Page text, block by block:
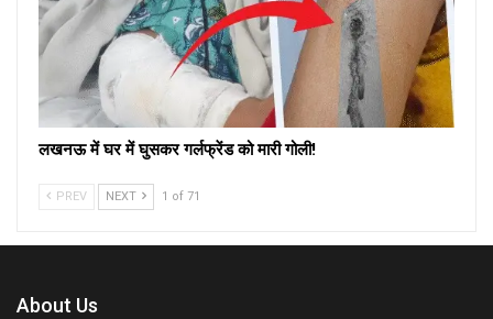
लखनऊ में घर में घुसकर गर्लफ्रेंड को मारी गोली!
PREV NEXT 1 of 71
About Us